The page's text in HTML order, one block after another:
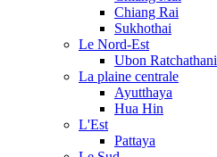
Chiang Rai
Sukhothai
Le Nord-Est
Ubon Ratchathani
La plaine centrale
Ayutthaya
Hua Hin
L'Est
Pattaya